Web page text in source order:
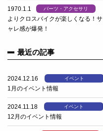
1970.1.1 パーツ・アクセサリ
よりクロスバイクが楽しくなる！
ャレ感が爆発！
最近の記事
2024.12.16 イベント
1月のイベント情報
2024.11.18 イベント
12月のイベント情報